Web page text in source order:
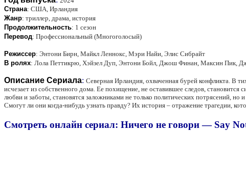
Страна: США, Ирландия
Жанр: триллер, драма, история
Продолжительность: 1 сезон
Перевод: Профессиональный (Многоголосый)
Режиссер: Энтони Бирн, Майкл Леннокс, Мэри Найи, Элис Сибрайт
В ролях: Лола Петтикрю, Хэйзел Дуп, Энтони Бойл, Джош Финан, Максин Пик,
Описание Сериала: Северная Ирландия, охваченная бурей конфликта. В
исчезает из собственного дома. Ее похищение, не оставившее следов,
любви и заботы, становятся заложниками не только политических потрясений,
Смогут ли они когда-нибудь узнать правду? Их история – отражение трагедии,
Смотреть онлайн сериал: Ничего не говори — Say